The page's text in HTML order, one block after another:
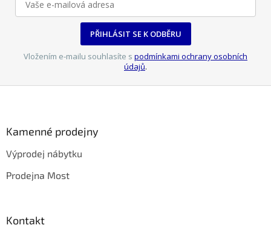
ý
p
i
s
u
PŘIHLÁSIT SE K ODBĚRU
Vložením e-mailu souhlasíte s podmínkami ochrany osobních
údajů.
Kamenné prodejny
Výprodej nábytku
Prodejna Most
Kontakt